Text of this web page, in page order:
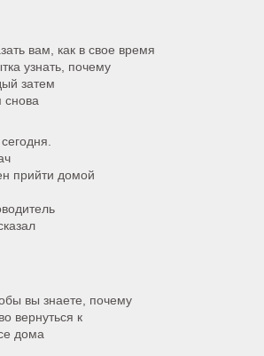
вам, как в свое время
узнать, почему
затем
снова
прийти домой
вы знаете, почему
вернуться к
дома